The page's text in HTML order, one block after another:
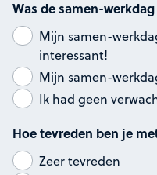
Was de samen-
Mijn samen-
interessant!
Mijn samen-
Ik had geen
Hoe tevreden ben je
Zeer tevreden